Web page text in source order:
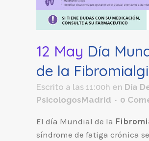
12 May Día
de la
Escrito a las 11:00h en Día
PsicologosMadrid
0
El día Mundial de la
síndrome de fatiga crónica